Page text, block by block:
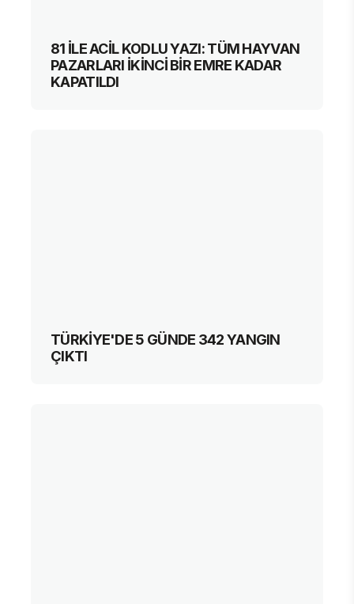
81 İLE ACİL KODLU YAZI: TÜM HAYVAN
PAZARLARI İKİNCİ BİR EMRE KADAR
KAPATILDI
TÜRKİYE'DE 5 GÜNDE 342 YANGIN
ÇIKTI